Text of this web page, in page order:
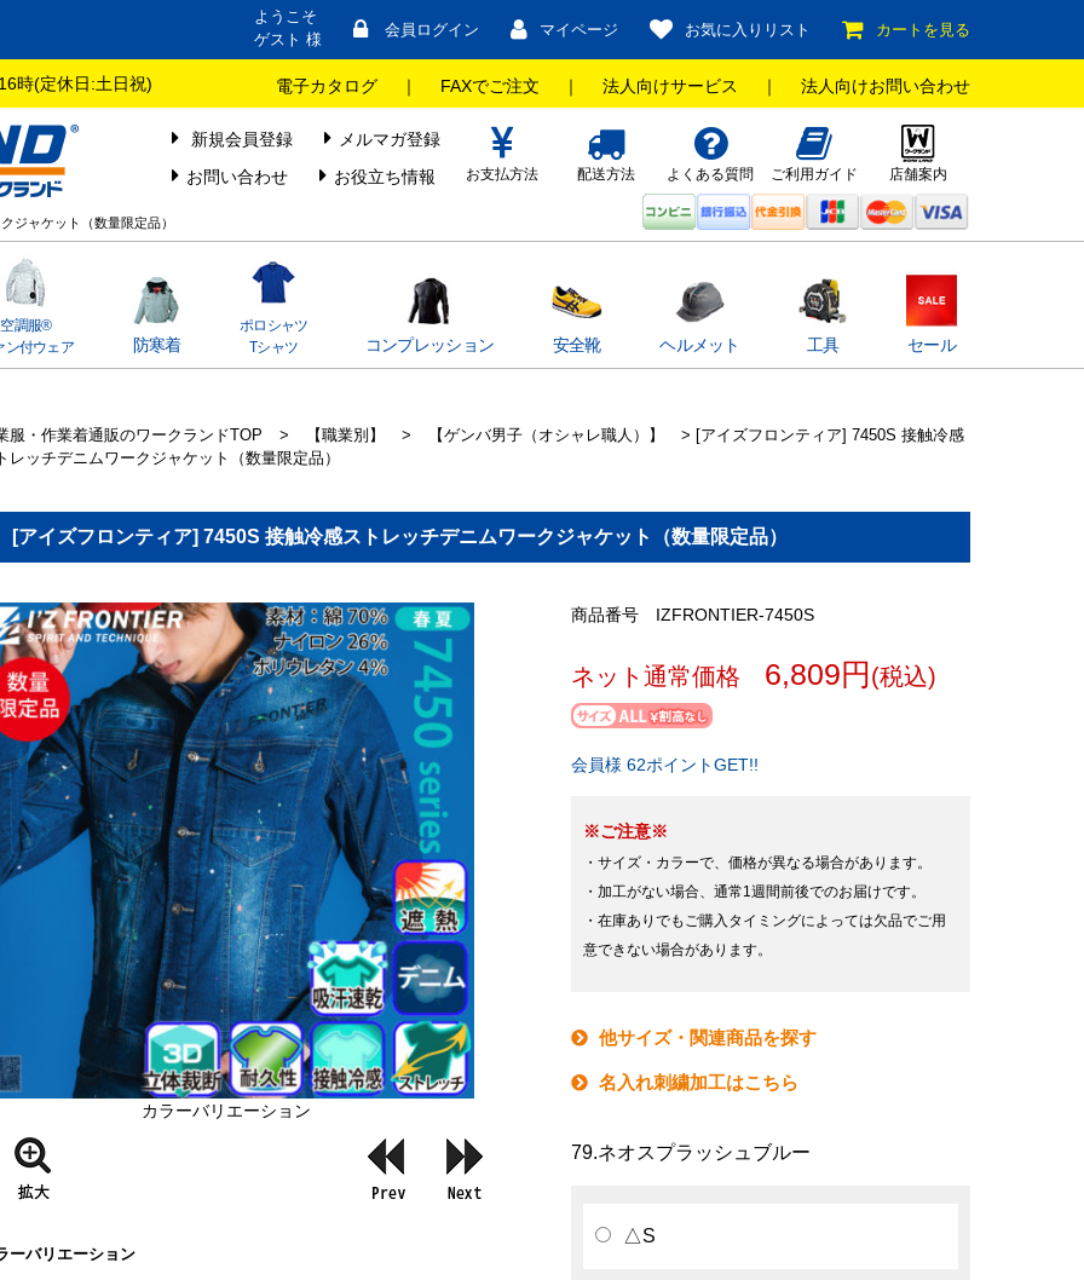
ようこそ
ゲスト 様
会員ログイン マイページ お気に入りリスト カートを見る
時(定休日:土日祝) 電子カタログ ｜ FAXでご注文 ｜ 法人向けサービス ｜ 法人向けお問い合わせ
新規会員登録
メルマガ登録
お問い合わせ
お役立ち情報 お支払方法 配送方法 よくある質問 ご利用ガイド 店舗案内
ジャケット（数量限定品）
空調服®
ン付ウェア
防寒着
ポロシャツ
Tシャツ
コンプレッション 安全靴 ヘルメット 工具 セール
服・作業着通販のワークランドTOP > 【職業別】 > 【ゲンバ男子（オシャレ職人）】
> [アイズフロンティア] 7450S 接触冷感
レッチデニムワークジャケット（数量限定品）
[アイズフロンティア] 7450S 接触冷感ストレッチデニムワークジャケット（数量限定品）
商品番号 IZFRONTIER-7450S
ネット通常価格 6,809円 (税込)
会員様 62ポイントGET!!
※ご注意※
・サイズ・カラーで、価格が異なる場合があります。
・加工がない場合、通常1週間前後でのお届けです。
・在庫ありでもご購入タイミングによっては欠品でご用
意できない場合があります。
他サイズ・関連商品を探す
名入れ刺繍加工はこちら
79.ネオスプラッシュブルー
△S
カラーバリエーション
ーバリエーション